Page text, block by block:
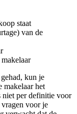
staat
van de
kun je
makelaar het
niet per definitie voor
voor je